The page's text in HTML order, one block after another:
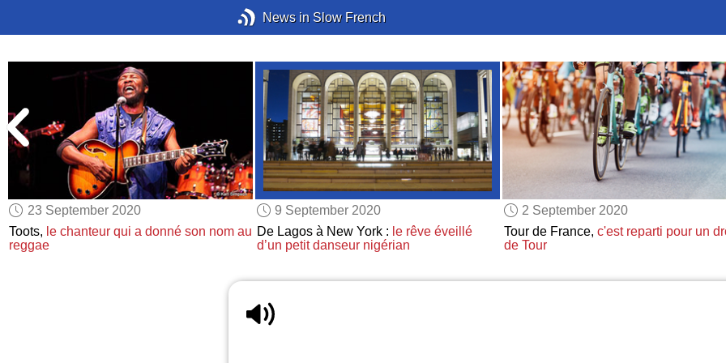
News in Slow French
23 September 2020
Toots, le chanteur qui a donné son nom au
reggae
9 September 2020
De Lagos à New York : le rêve éveillé
d’un petit danseur nigérian
2 September 2020
Tour de France, c'est reparti pour un
de Tour